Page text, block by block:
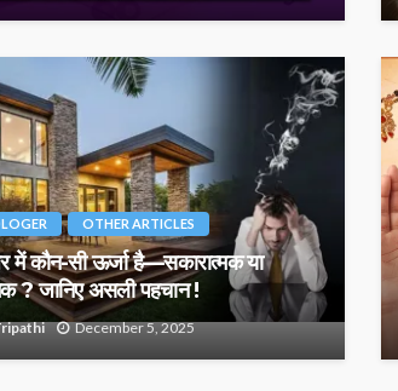
OTHER ARTICLES
कौन-सी ऊर्जा है—सकारात्मक या
? जानिए असली पहचान !
December 5, 2025